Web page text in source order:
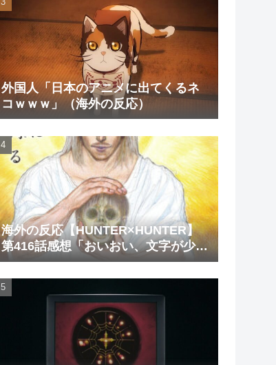
外国人「日本のアニメに出てくるネ
コｗｗｗ」（海外の反応）
海外の反応【HUNTER×HUNTER】
第416話感想「おいおい、文字が少な
くてスッキリ読めるぞ！！」